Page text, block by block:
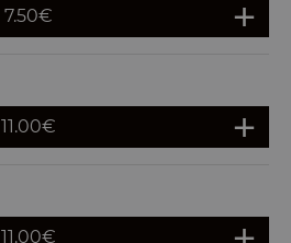
7.50€
11.00€
11.00€